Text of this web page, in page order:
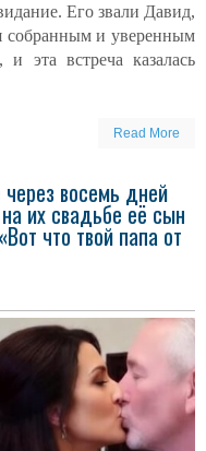
Его звали Давид,
собранным и уверенным
эта встреча казалась
Read More
восемь дней
их свадьбе её сын
что твой папа от